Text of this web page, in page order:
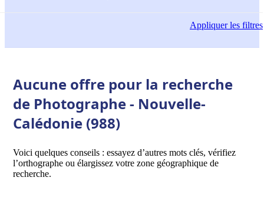
Appliquerles filtres
Aucune offre pour la recherche
de Photographe - Nouvelle-
Calédonie (988)
Voici quelques conseils : essayez d’autres mots clés, vérifiez
l’orthographe ou élargissez votre zone géographique de
recherche.